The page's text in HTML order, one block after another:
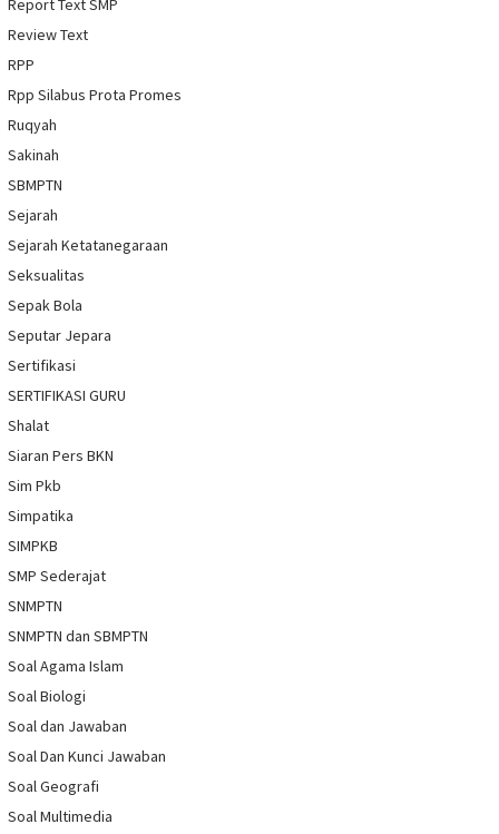
Report Text SMP
Review Text
RPP
Rpp Silabus Prota Promes
Ruqyah
Sakinah
SBMPTN
Sejarah
Sejarah Ketatanegaraan
Seksualitas
Sepak Bola
Seputar Jepara
Sertifikasi
SERTIFIKASI GURU
Shalat
Siaran Pers BKN
Sim Pkb
Simpatika
SIMPKB
SMP Sederajat
SNMPTN
SNMPTN dan SBMPTN
Soal Agama Islam
Soal Biologi
Soal dan Jawaban
Soal Dan Kunci Jawaban
Soal Geografi
Soal Multimedia